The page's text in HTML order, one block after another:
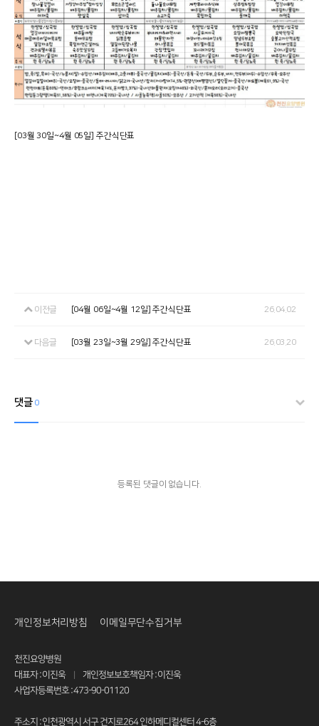
[03월 30일~4월 05일] 주간식단표
이전글 [04월 06일~4월 12일] 주간식단표 26.04.02
다음글 [03월 23일~3월 29일] 주간식단표 26.03.20
댓글0
등록된 댓글이 없습니다.
천진요양병원
대표자 : 이진욱
개인정보보호책임자 : 이진욱
사업자등록번호 : 473-90-01120
주소지 : 인천광역시 서구 건지로264 인하메디컬센터 4-6층
개인정보처리방침 이메일무단수집거부